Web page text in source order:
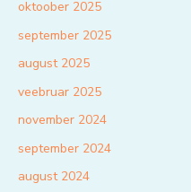
oktoober 2025
september 2025
august 2025
veebruar 2025
november 2024
september 2024
august 2024